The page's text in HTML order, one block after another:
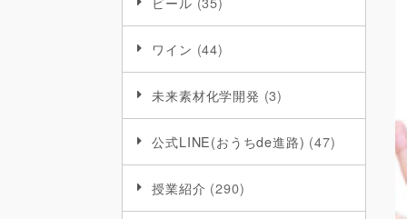
ワイン (44)
未来素材化学開発 (3)
公式LINE(おうちde進路) (47)
授業紹介 (290)